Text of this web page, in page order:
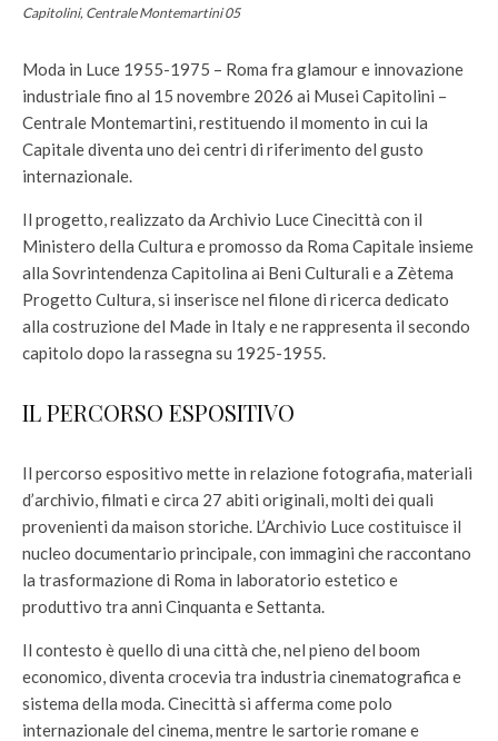
Capitolini, Centrale Montemartini 05
Moda in Luce 1955-1975 – Roma fra glamour e innovazione
industriale fino al 15 novembre 2026 ai Musei Capitolini –
Centrale Montemartini, restituendo il momento in cui la
Capitale diventa uno dei centri di riferimento del gusto
internazionale.
Il progetto, realizzato da Archivio Luce Cinecittà con il
Ministero della Cultura e promosso da Roma Capitale insieme
alla Sovrintendenza Capitolina ai Beni Culturali e a Zètema
Progetto Cultura, si inserisce nel filone di ricerca dedicato
alla costruzione del Made in Italy e ne rappresenta il secondo
capitolo dopo la rassegna su 1925-1955.
IL PERCORSO ESPOSITIVO
Il percorso espositivo mette in relazione fotografia, materiali
d’archivio, filmati e circa 27 abiti originali, molti dei quali
provenienti da maison storiche. L’Archivio Luce costituisce il
nucleo documentario principale, con immagini che raccontano
la trasformazione di Roma in laboratorio estetico e
produttivo tra anni Cinquanta e Settanta.
Il contesto è quello di una città che, nel pieno del boom
economico, diventa crocevia tra industria cinematografica e
sistema della moda. Cinecittà si afferma come polo
internazionale del cinema, mentre le sartorie romane e